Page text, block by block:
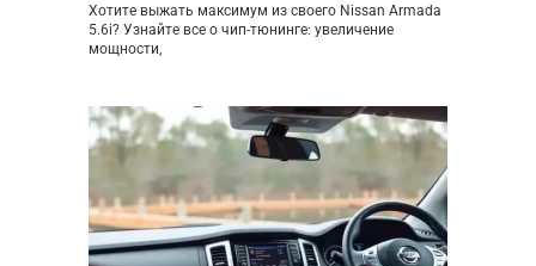
Хотите выжать максимум из своего Nissan Armada
5.6i? Узнайте все о чип-тюнинге: увеличение
мощности,